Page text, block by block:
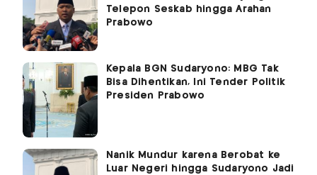
Telepon Seskab hingga Arahan
Prabowo
Kepala BGN Sudaryono: MBG Tak
Bisa Dihentikan, Ini Tender Politik
Presiden Prabowo
Nanik Mundur karena Berobat ke
Luar Negeri hingga Sudaryono Jadi